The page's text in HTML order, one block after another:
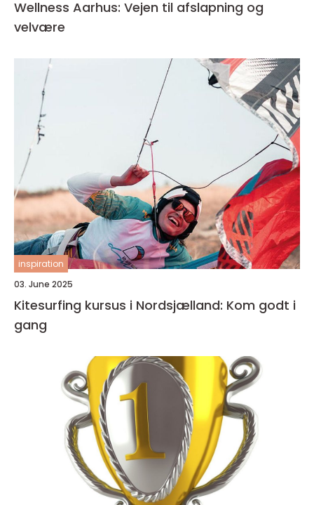
Wellness Aarhus: Vejen til afslapning og
velvære
inspiration
03. June 2025
Kitesurfing kursus i Nordsjælland: Kom godt i
gang